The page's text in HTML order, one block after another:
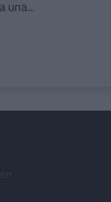
una...